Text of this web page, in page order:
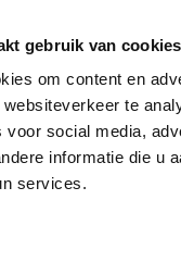
gebruik van cookies
om content en
te
voor social media,
informatie die u
services.
Abonnementen
Lesrooster